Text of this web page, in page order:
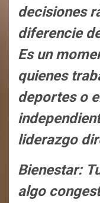
decisiones
diferencie
Es un
quienes
deportes o
liderazgo
Bienestar:
algo